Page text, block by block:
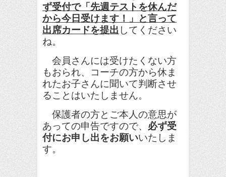
ず受付で「先週テストを休んだ
から今日受けます！」と言って
出席カードを提出 してください
ね。
会員さんには受けたくない方
もおられ、コーチの方から休ま
れたお子さんに聞いて判断させ
ることはいたしません。
保護者の方とご本人の意思が
あっての申告ですので、 必ず受
付にお申し出をお願いいたしま
す。